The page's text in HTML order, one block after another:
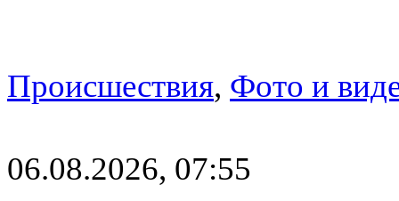
Происшествия, Фото и
06.08.2026, 07:55